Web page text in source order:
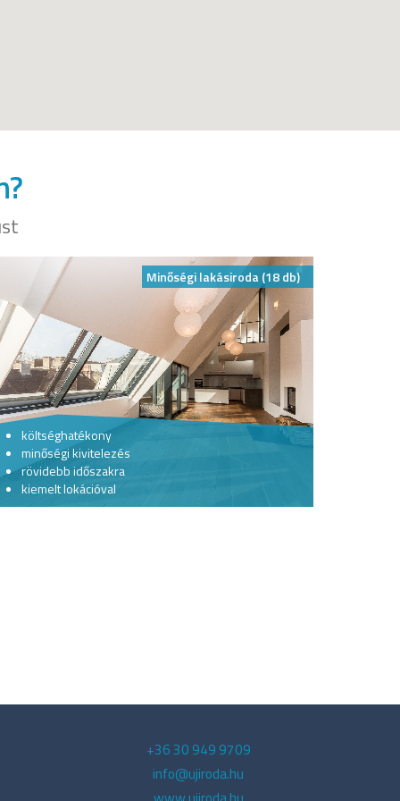
Minőségi lakásiroda (18 db)
költséghatékony
minőségi kivitelezés
rövidebb időszakra
kiemelt lokációval
+36 30 949 9709
info@ujiroda.hu